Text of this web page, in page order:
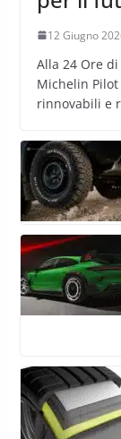
12 Giugno
Alla 24 Ore
Michelin
rinnovabili e